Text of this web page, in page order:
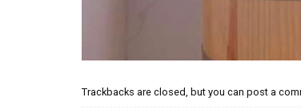
Trackbacks are closed, but you can post a